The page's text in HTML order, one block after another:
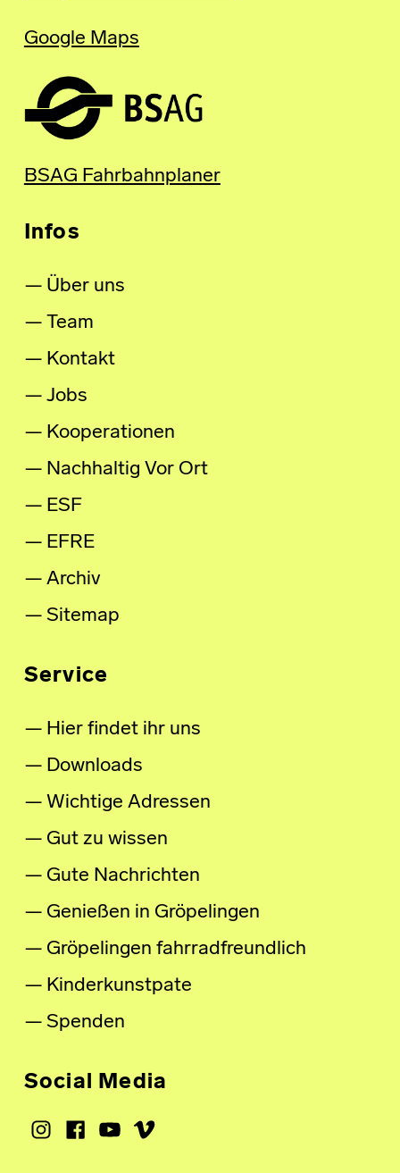
Google Maps
BSAG Fahrbahnplaner
Infos
Über uns
Team
Kontakt
Jobs
Kooperationen
Nachhaltig Vor Ort
ESF
EFRE
Archiv
Sitemap
Service
Hier findet ihr uns
Downloads
Wichtige Adressen
Gut zu wissen
Gute Nachrichten
Genießen in Gröpelingen
Gröpelingen fahrradfreundlich
Kinderkunstpate
Spenden
Social Media
Instagram
Facebook
Youtube
Vimeo